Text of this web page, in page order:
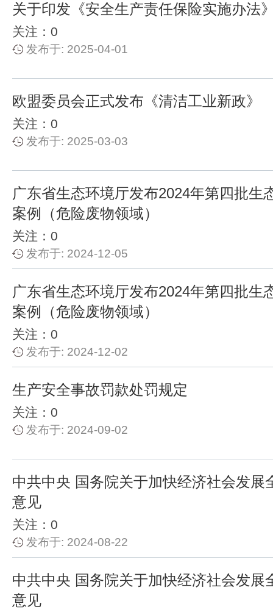
关于印发《安全生产责任保险实施办法
关注：0
发布于: 2025-04-01
欧盟委员会正式发布《清洁工业新政》
关注：0
发布于: 2025-03-03
广东省生态环境厅发布2024年第四批生
案例（危险废物领域）
关注：0
发布于: 2024-12-05
广东省生态环境厅发布2024年第四批生
案例（危险废物领域）
关注：0
发布于: 2024-12-02
生产安全事故罚款处罚规定
关注：0
发布于: 2024-09-02
中共中央 国务院关于加快经济社会发展
意见
关注：0
发布于: 2024-08-22
中共中央 国务院关于加快经济社会发展
意见